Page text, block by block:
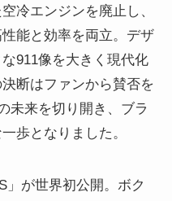
冷エンジンを廃止し、
能と効率を両立。デザ
911像を大きく現代化
断はファンから賛否を
未来を切り開き、ブラ
歩となりました。
」が世界初公開。ボク